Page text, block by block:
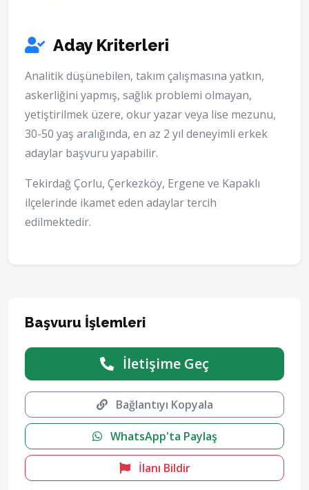
Aday Kriterleri
Analitik düşünebilen, takım çalışmasına yatkın,
askerliğini yapmış, sağlık problemi olmayan,
yetiştirilmek üzere, okur yazar veya lise mezunu,
30-50 yaş aralığında, en az 2 yıl deneyimli erkek
adaylar başvuru yapabilir.
Tekirdağ Çorlu, Çerkezköy, Ergene ve Kapaklı
ilçelerinde ikamet eden adaylar tercih
edilmektedir.
Başvuru İşlemleri
İletişime Geç
Bağlantıyı Kopyala
WhatsApp'ta Paylaş
İlanı Bildir